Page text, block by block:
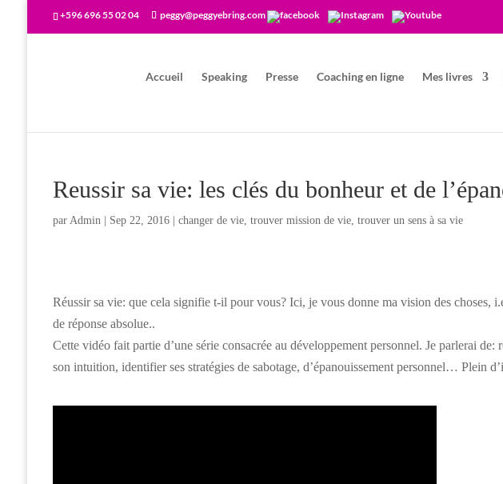
+596 696 55 02 04 peggy@peggyebring.com
Accueil Speaking Presse Coaching en ligne Mes livres
Reussir sa vie: les clés du bonheur et de
par Admin| Sep 22, 2016| changer de vie, trouver mission de vie, trouver un sens à sa vie
Réussir sa vie: que cela signifie t-il pour vous? Ici, je vous donne ma vision des choses,
de réponse absolue..
Cette vidéo fait partie d’une série consacrée au développement personnel. Je parlerai
son intuition, identifier ses stratégies de sabotage, d’épanouissement personnel… Plein